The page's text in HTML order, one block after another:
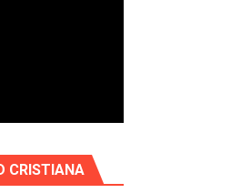
CRISTIANA